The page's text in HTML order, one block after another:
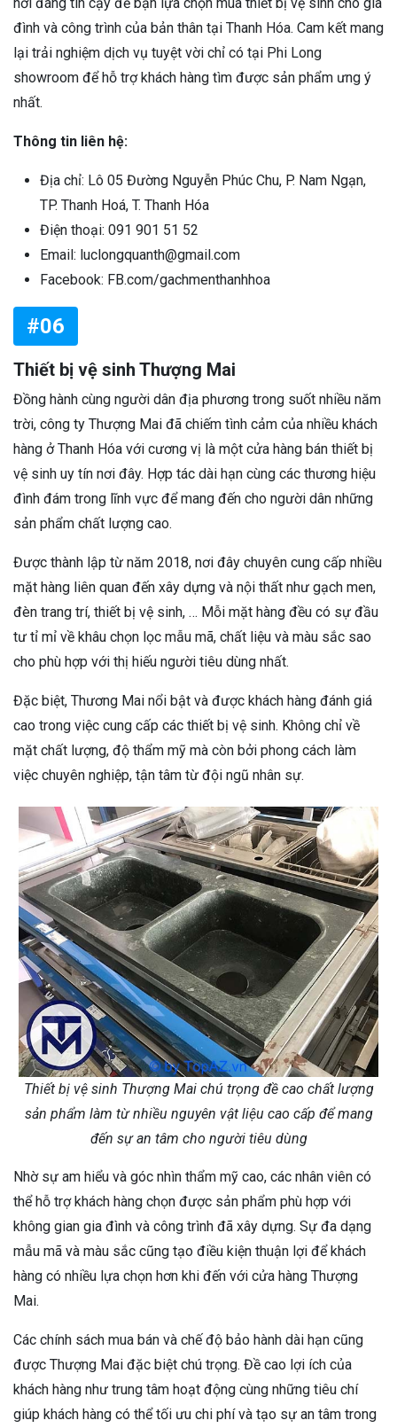
nơi đáng tin cậy để bạn lựa chọn mua thiết bị vệ sinh cho gia
đình và công trình của bản thân tại Thanh Hóa. Cam kết mang
lại trải nghiệm dịch vụ tuyệt vời chỉ có tại Phi Long
showroom để hỗ trợ khách hàng tìm được sản phẩm ưng ý
nhất.
Thông tin liên hệ:
Địa chỉ: Lô 05 Đường Nguyễn Phúc Chu, P. Nam Ngạn,
TP. Thanh Hoá, T. Thanh Hóa
Điện thoại: 091 901 51 52
Email: luclongquanth@gmail.com
Facebook: FB.com/gachmenthanhhoa
#06
Thiết bị vệ sinh Thượng Mai
Đồng hành cùng người dân địa phương trong suốt nhiều năm
trời, công ty Thượng Mai đã chiếm tình cảm của nhiều khách
hàng ở Thanh Hóa với cương vị là một cửa hàng bán thiết bị
vệ sinh uy tín nơi đây. Hợp tác dài hạn cùng các thương hiệu
đình đám trong lĩnh vực để mang đến cho người dân những
sản phẩm chất lượng cao.
Được thành lập từ năm 2018, nơi đây chuyên cung cấp nhiều
mặt hàng liên quan đến xây dựng và nội thất như gạch men,
đèn trang trí, thiết bị vệ sinh, … Mỗi mặt hàng đều có sự đầu
tư tỉ mỉ về khâu chọn lọc mẫu mã, chất liệu và màu sắc sao
cho phù hợp với thị hiếu người tiêu dùng nhất.
Đặc biệt, Thương Mai nổi bật và được khách hàng đánh giá
cao trong việc cung cấp các thiết bị vệ sinh. Không chỉ về
mặt chất lượng, độ thẩm mỹ mà còn bởi phong cách làm
việc chuyên nghiệp, tận tâm từ đội ngũ nhân sự.
Thiết bị vệ sinh Thượng Mai chú trọng đề cao chất lượng
sản phẩm làm từ nhiều nguyên vật liệu cao cấp để mang
đến sự an tâm cho người tiêu dùng
Nhờ sự am hiểu và góc nhìn thẩm mỹ cao, các nhân viên có
thể hỗ trợ khách hàng chọn được sản phẩm phù hợp với
không gian gia đình và công trình đã xây dựng. Sự đa dạng
mẫu mã và màu sắc cũng tạo điều kiện thuận lợi để khách
hàng có nhiều lựa chọn hơn khi đến với cửa hàng Thượng
Mai.
Các chính sách mua bán và chế độ bảo hành dài hạn cũng
được Thượng Mai đặc biệt chú trọng. Đề cao lợi ích của
khách hàng như trung tâm hoạt động cùng những tiêu chí
giúp khách hàng có thể tối ưu chi phí và tạo sự an tâm trong